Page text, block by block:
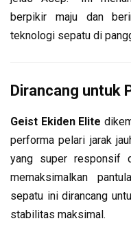
berpikir maju dan
teknologi sepatu di
Dirancang untuk
Geist Ekiden Elite
performa pelari jarak
yang super responsif
memaksimalkan
sepatu ini dirancang
stabilitas maksimal.